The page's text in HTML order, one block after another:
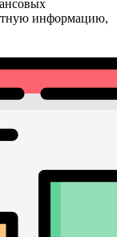
информацию,